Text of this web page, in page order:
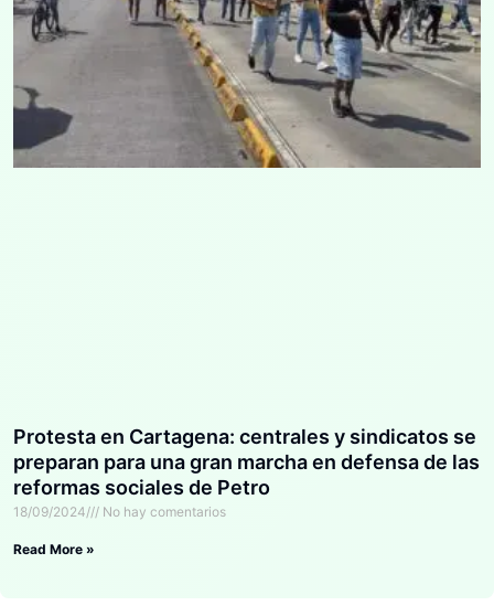
Protesta en Cartagena: centrales y sindicatos se
preparan para una gran marcha en defensa de las
reformas sociales de Petro
18/09/2024 No hay comentarios
Read More »